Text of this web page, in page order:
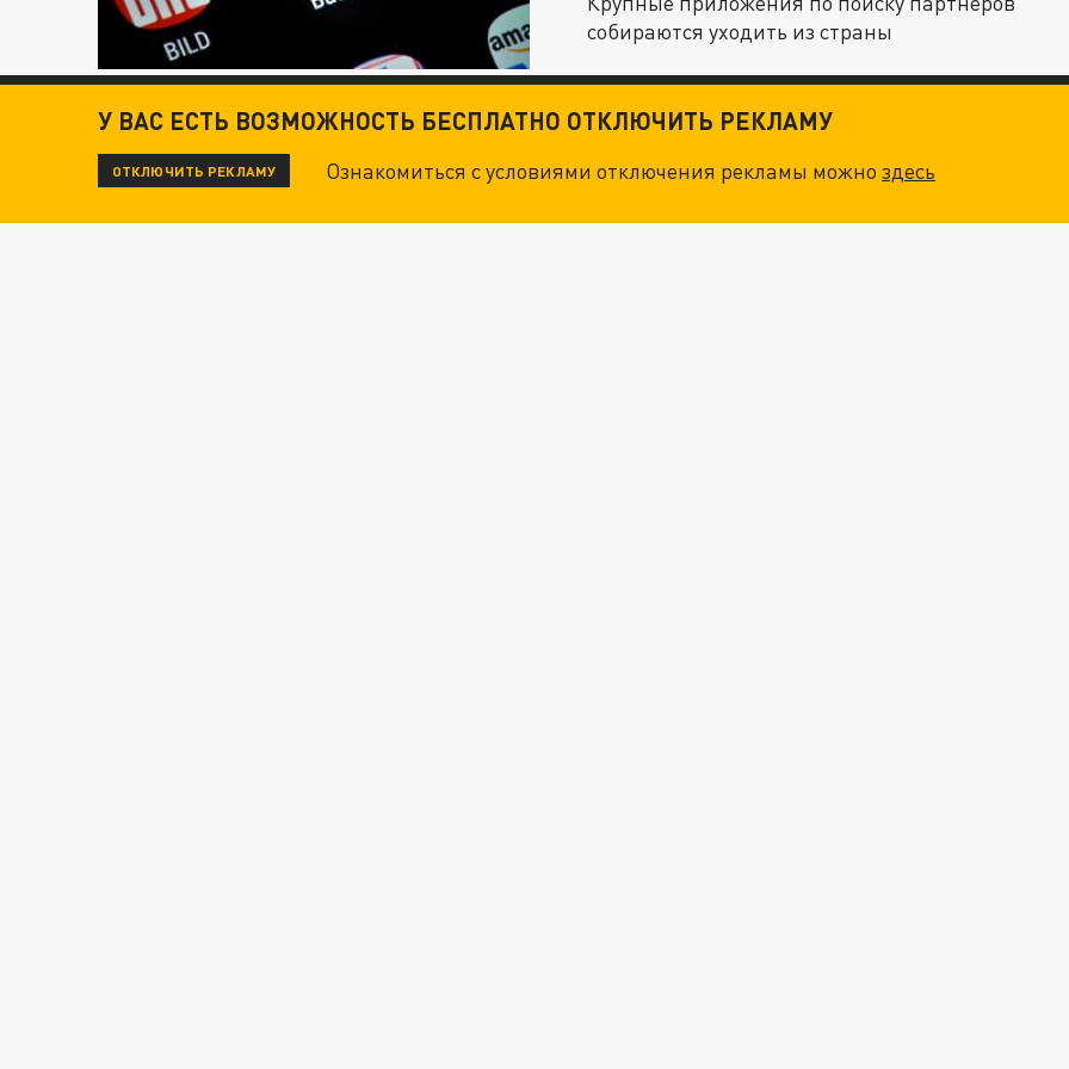
собираются уходить из страны
У ВАС ЕСТЬ ВОЗМОЖНОСТЬ БЕСПЛАТНО ОТКЛЮЧИТЬ РЕКЛАМУ
ОТКЛЮЧИТЬ РЕКЛАМУ Ознакомиться с условиями отключения рекламы можноздесь